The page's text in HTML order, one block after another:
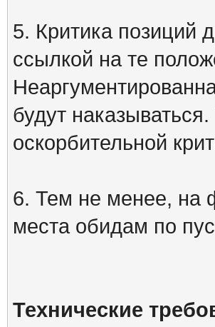
5. Критика позиций
ссылкой на те
будут
оскорбительной
6. Тем не менее, на
места обидам по
Технические